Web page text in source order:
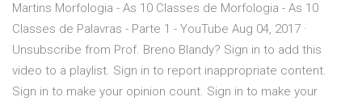
Martins Morfologia - As 10 Classes de Morfologia - As 10
Classes de Palavras - Parte 1 - YouTube Aug 04, 2017 ·
Unsubscribe from Prof. Breno Blandy? Sign in to add this
video to a playlist. Sign in to report inappropriate content.
Sign in to make your opinion count. Sign in to make your